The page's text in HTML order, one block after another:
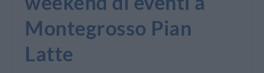
Montegrosso Pian
Latte